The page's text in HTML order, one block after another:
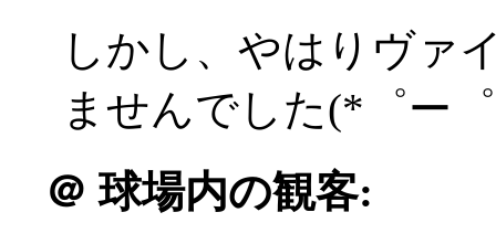
しかし、やはりヴァ
ませんでした(*゜ー
＠ 球場内の観客: